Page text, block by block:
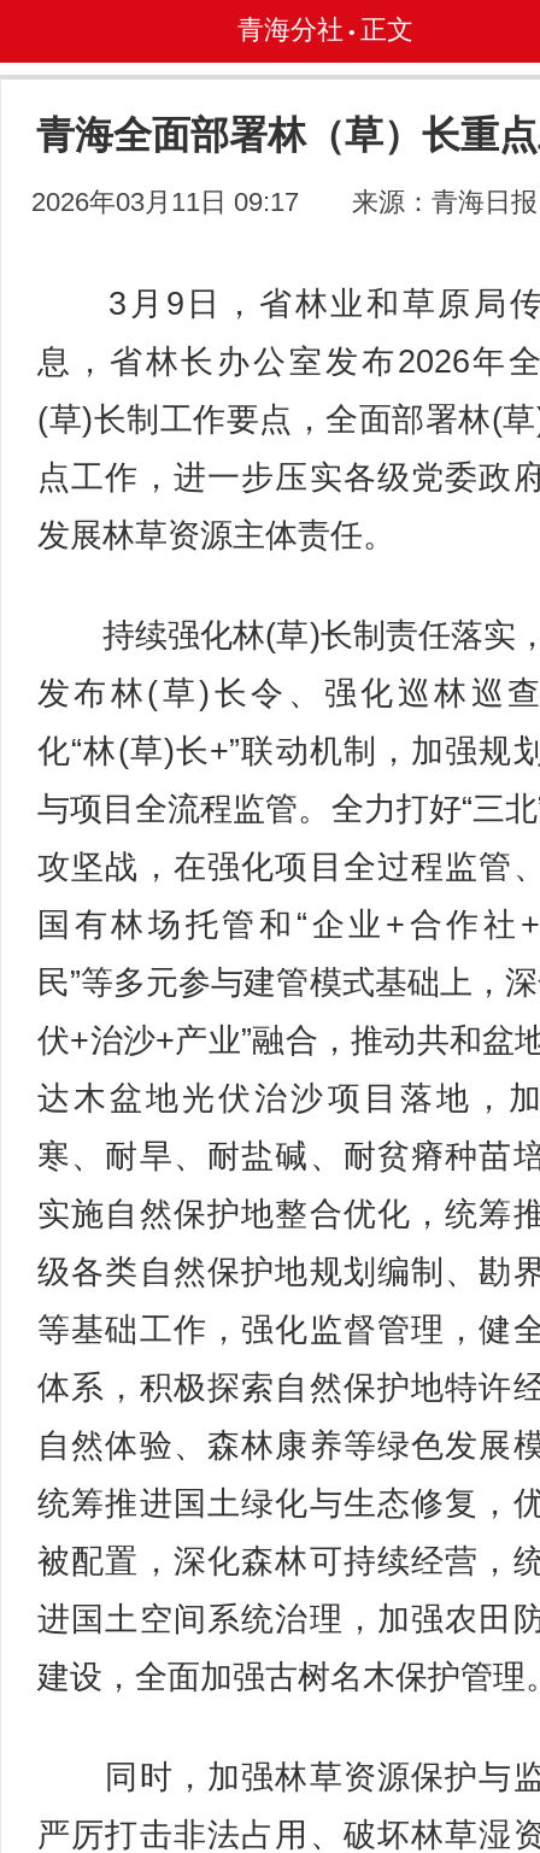
青海分社 • 正文
青海全面部署林（草）长重
2026年03月11日 09:17 来源：青海日报
3月9日，省林业和草原局
息，省林长办公室发布2026年
(草)长制工作要点，全面部署林(
点工作，进一步压实各级党委政
发展林草资源主体责任。
持续强化林(草)长制责任落实
发布林(草)长令、强化巡林巡
化“林(草)长+”联动机制，加强规
与项目全流程监管。全力打好“三
攻坚战，在强化项目全过程监管
国有林场托管和“企业+合作社
民”等多元参与建管模式基础上，
伏+治沙+产业”融合，推动共和盆
达木盆地光伏治沙项目落地，
寒、耐旱、耐盐碱、耐贫瘠种苗
实施自然保护地整合优化，统筹
级各类自然保护地规划编制、勘
等基础工作，强化监督管理，健
体系，积极探索自然保护地特许
自然体验、森林康养等绿色发展
统筹推进国土绿化与生态修复，
被配置，深化森林可持续经营，
进国土空间系统治理，加强农田
建设，全面加强古树名木保护管理
同时，加强林草资源保护与
严厉打击非法占用、破坏林草湿